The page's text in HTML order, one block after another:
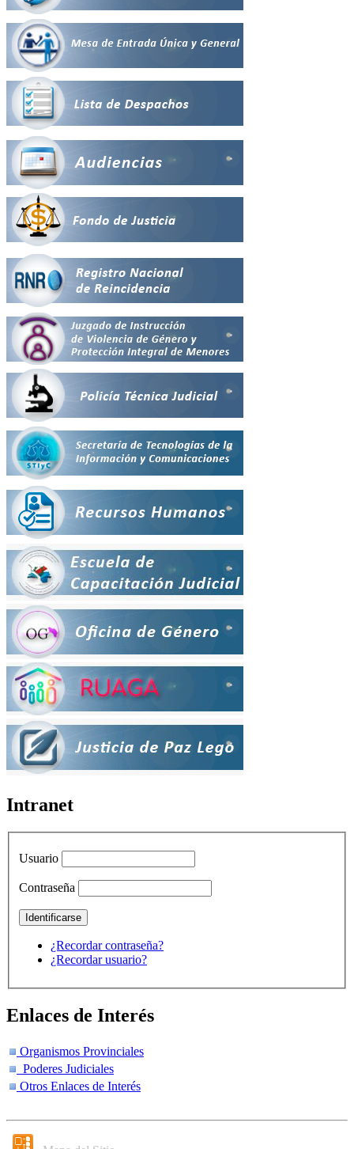
Intranet
Usuario
Contraseña
¿Recordar contraseña?
¿Recordar usuario?
Enlaces de Interés
Organismos Provinciales
Poderes Judiciales
Otros Enlaces de Interés